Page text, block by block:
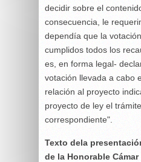
decidir sobre el
consecuencia, le
dependía que la
cumplidos todos los
es, en forma legal-
votación llevada a cabo
relación al proyecto
proyecto de ley el
correspondiente".
Texto dela
de la Honorable